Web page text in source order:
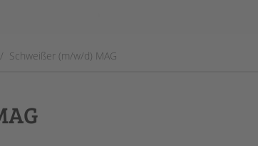
Schweißer (m/w/d) MAG